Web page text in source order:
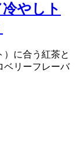
やしト
に合う紅茶と
ベリーフレーバ